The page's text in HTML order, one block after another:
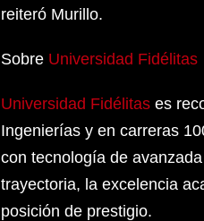
reiteró Murillo.
Sobre Universidad Fidélitas
Universidad Fidélitas es
Ingenierías y en carreras
con tecnología de
trayectoria, la excelencia
posición de prestigio.